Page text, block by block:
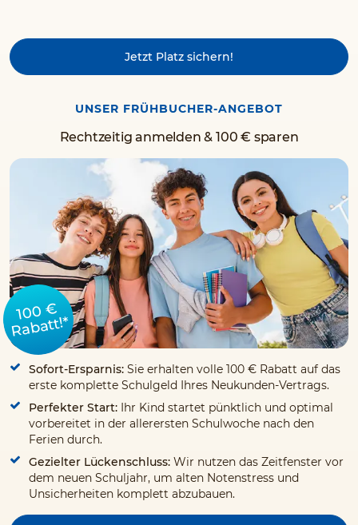
Jetzt Platz sichern!
UNSER FRÜHBUCHER-ANGEBOT
Rechtzeitig anmelden & 100 € sparen
100 €
Rabatt!*
Sofort-Ersparnis: Sie erhalten volle 100 € Rabatt auf das
erste komplette Schulgeld Ihres Neukunden-Vertrags.
Perfekter Start: Ihr Kind startet pünktlich und optimal
vorbereitet in der allerersten Schulwoche nach den
Ferien durch.
Gezielter Lückenschluss: Wir nutzen das Zeitfenster vor
dem neuen Schuljahr, um alten Notenstress und
Unsicherheiten komplett abzubauen.